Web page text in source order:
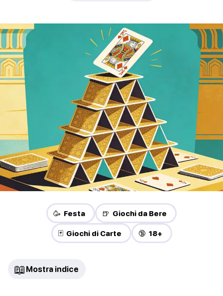
🥳 Festa 🍺 Giochi da Bere
🃏 Giochi di Carte 🔞 18+
📖 Mostra indice